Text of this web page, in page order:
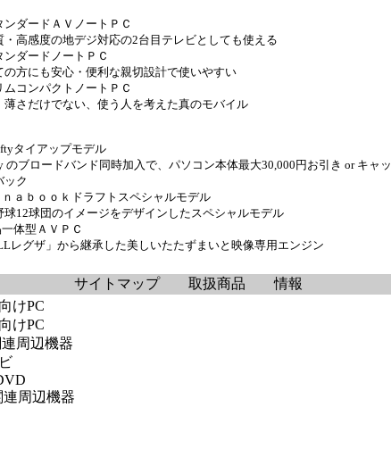
ダードＡＶノートＰＣ
・高感度の地デジ対応の2台目テレビとしても使える
ダードノートＰＣ
の方にも安心・便利な親切設計で使いやすい
コンパクトノートＰＣ
薄さだけでない、使う人を考えた真のモバイル
タイアップモデル
のブロードバンド同時加入で、パソコン本体最大30,000円お引き or キャッ
ック
ａｂｏｏｋドラフトスペシャルモデル
球12球団のイメージをデザインしたスペシャルモデル
体型ＡＶＰＣ
レグザ」から継承した美しいたたずまいと映像専用エンジン
サイトマップ 取扱商品 情報
けPC
けPC
周辺機器
連周辺機器